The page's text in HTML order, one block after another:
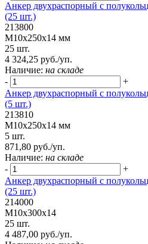
Анкер двухраспорный с
(25 шт.)
213800
М10х250х14 мм
25 шт.
4 324,25 руб./уп.
Наличие: на складе
-
+
Анкер двухраспорный с
(5 шт.)
213810
М10х250х14 мм
5 шт.
871,80 руб./уп.
Наличие: на складе
-
+
Анкер двухраспорный с
(25 шт.)
214000
М10х300х14
25 шт.
4 487,00 руб./уп.